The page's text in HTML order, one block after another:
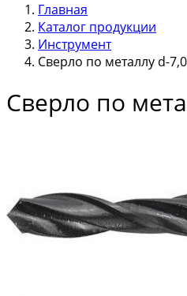
Главная
Каталог продукции
Инструмент
Сверло по металлу d-7,0
Сверло по